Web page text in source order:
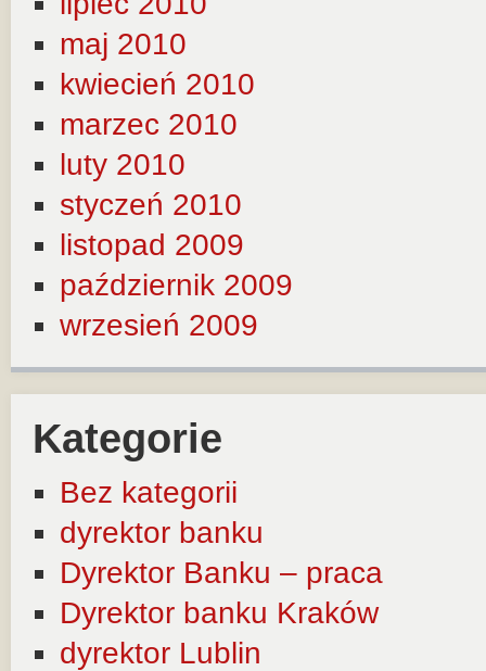
maj 2010
kwiecień 2010
marzec 2010
luty 2010
styczeń 2010
listopad 2009
październik 2009
wrzesień 2009
Kategorie
Bez kategorii
dyrektor banku
Dyrektor Banku – praca
Dyrektor banku Kraków
dyrektor Lublin